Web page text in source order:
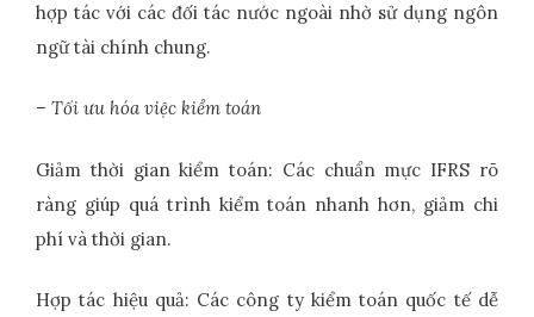
hợp tác với các đối tác nước ngoài nhờ sử dụng ngôn
ngữ tài chính chung.
– Tối ưu hóa việc kiểm toán
Giảm thời gian kiểm toán: Các chuẩn mực IFRS rõ
ràng giúp quá trình kiểm toán nhanh hơn, giảm chi
phí và thời gian.
Hợp tác hiệu quả: Các công ty kiểm toán quốc tế dễ